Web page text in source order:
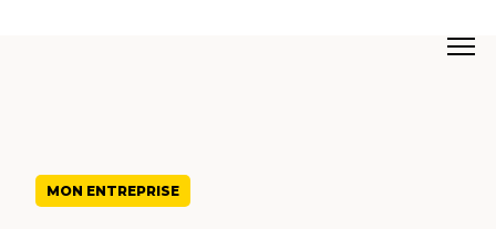
MON ENTREPRISE